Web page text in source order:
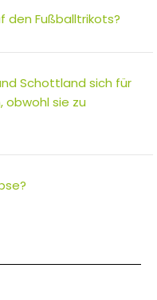
den Fußballtrikots?
Schottland sich für
obwohl sie zu